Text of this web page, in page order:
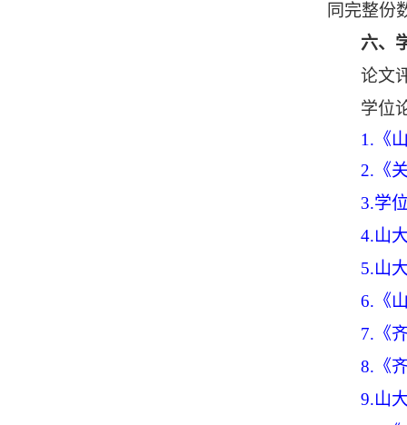
同完整份
六、
论文
学位
1.《
2.《
3.学
4.山
5.山
6.《
7. 《
8.《
9.山